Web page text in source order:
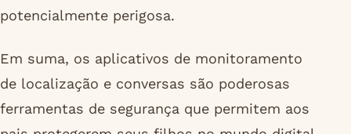
potencialmente perigosa.
Em suma, os aplicativos de monitoramento
de localização e conversas são poderosas
ferramentas de segurança que permitem aos